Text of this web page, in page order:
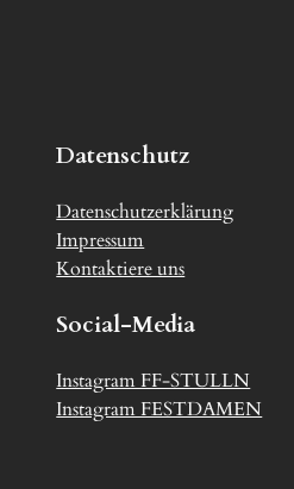
Datenschutz
Datenschutzerklärung
Impressum
Kontaktiere uns
Social-Media
Instagram FF-STULLN
Instagram FESTDAMEN